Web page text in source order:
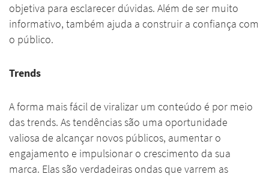
objetiva para esclarecer dúvidas. Além de ser muito
informativo, também ajuda a construir a confiança com
o público.
Trends
A forma mais fácil de viralizar um conteúdo é por meio
das trends. As tendências são uma oportunidade
valiosa de alcançar novos públicos, aumentar o
engajamento e impulsionar o crescimento da sua
marca. Elas são verdadeiras ondas que varrem as